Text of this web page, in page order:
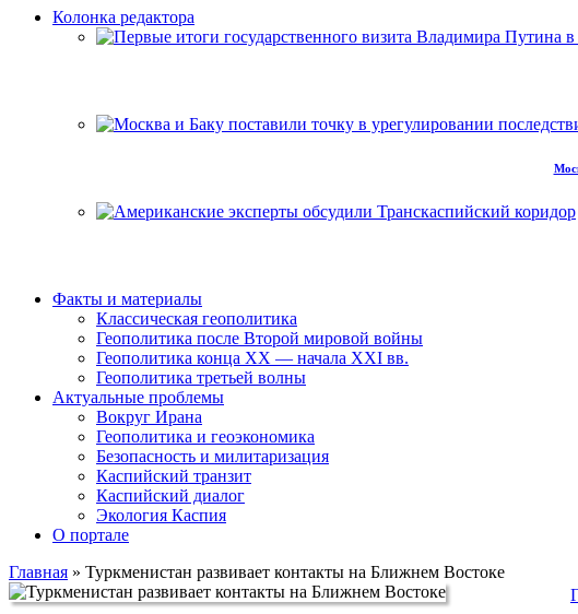
Колонка редактора
Факты и материалы
Классическая геополитика
Геополитика после Второй мировой войны
Геополитика конца XX — начала XXI вв.
Геополитика третьей волны
Актуальные проблемы
Вокруг Ирана
Геополитика и геоэкономика
Безопасность и милитаризация
Каспийский транзит
Каспийский диалог
Экология Каспия
О портале
Главная » Туркменистан развивает контакты на Ближнем Востоке